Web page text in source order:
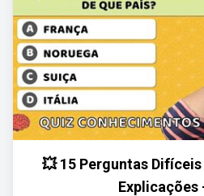
💥 15 Perguntas
Explicações